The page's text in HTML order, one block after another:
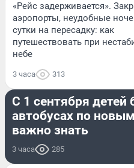
«Рейс задерживается».
аэропорты, неудобные
сутки на пересадку: как
путешествовать при
небе
3 часа 313
ДОРОГИ И ТРАНСПОРТ
С 1 сентября детей
автобусах по
важно знать
3 часа 285